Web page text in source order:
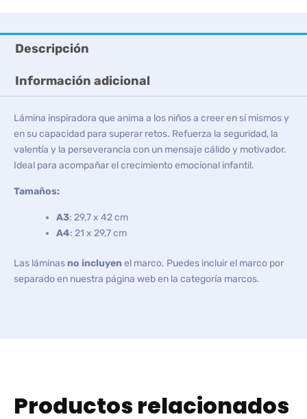
Descripción
Información adicional
Lámina inspiradora que anima a los niños a creer en sí mismos y
en su capacidad para superar retos. Refuerza la seguridad, la
valentía y la perseverancia con un mensaje cálido y motivador.
Ideal para acompañar el crecimiento emocional infantil.
Tamaños:
A3: 29,7 x 42 cm
A4: 21 x 29,7 cm
Las láminas no incluyenel marco. Puedes incluir el marco por
separado en nuestra página web en la categoría marcos.
Productos relacionados